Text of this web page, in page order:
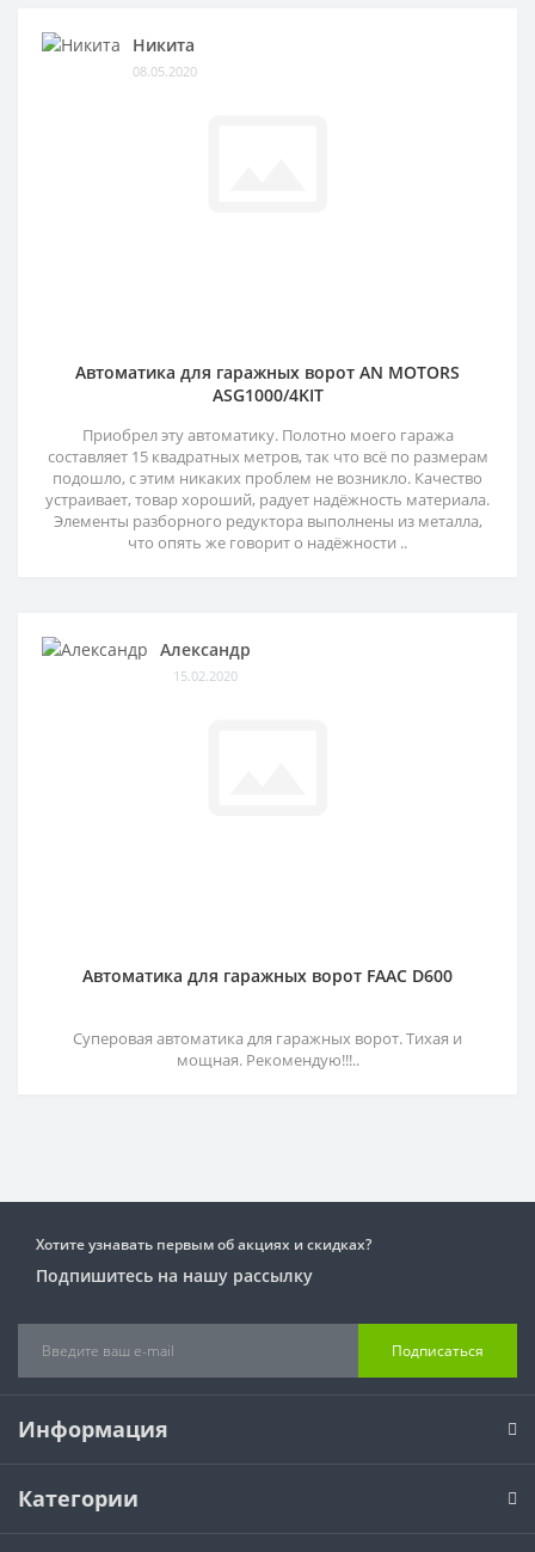
Никита
08.05.2020
Автоматика для гаражных ворот AN MOTORS
ASG1000/4KIT
Приобрел эту автоматику. Полотно моего гаража
составляет 15 квадратных метров, так что всё по размерам
подошло, с этим никаких проблем не возникло. Качество
устраивает, товар хороший, радует надёжность материала.
Элементы разборного редуктора выполнены из металла,
что опять же говорит о надёжности ..
Александр
15.02.2020
Автоматика для гаражных ворот FAAC D600
Суперовая автоматика для гаражных ворот. Тихая и
мощная. Рекомендую!!!..
Хотите узнавать первым об акциях и скидках?
Подпишитесь на нашу рассылку
Подписаться
Информация
Категории